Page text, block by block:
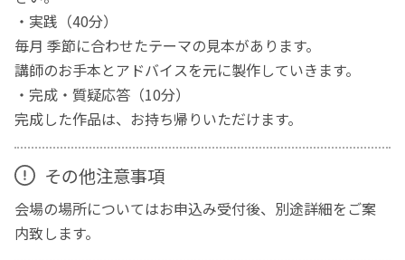
・実践（40分）
毎月 季節に合わせたテーマの見本があります。
講師のお手本とアドバイスを元に製作していきます。
・完成・質疑応答（10分）
完成した作品は、お持ち帰りいただけます。
その他注意事項
会場の場所についてはお申込み受付後、別途詳細をご案
内致します。